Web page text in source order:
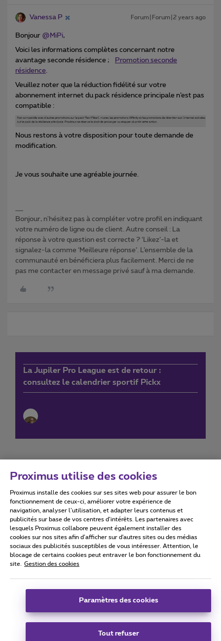
Vanessa P Forum|Forum|2 years ago
Bonjour @MiPi,
Voici les informations complètes concernant notre
avantage seconde résidence ;
Promotion seconde
résidence.
Veuillez noter que la réduction fidélité sur votre
abonnement internet du pack résidence principale n’est pas
compatible :
Nous restons à votre disposition pour toute demande de
modification.
Je vous souhaite une agréable journée.
Bonjour, n'hésitez pas à compléter votre profil en indiquant
votre numéro de ligne ou de client. Autre conseil : La
réponse à votre question est correcte ? ‘Likez’-la et
signalez-la comme ‘Meilleure réponse’. L’ensemble de la
communauté en bénéficiera plus facilement. Merci de ne
pas me contacter en message privé sauf à ma demande.
La Jupiler Pro League est de retour :
consultez le calendrier sportif Pickx
Conditions d'utilisation Accessibility statement
Tous droits réservés. © 2026
Conditions générales, info consommateur
Coordonnées de l’entreprise
Boulevard du Roi Albert II 27 - B-1030 Bruxelles.
Proximus utilise des cookies
Proximus installe des cookies sur ses sites web pour assurer le bon
fonctionnement de ceux-ci, améliorer votre expérience de
navigation, analyser l’utilisation, et adapter leurs contenus et
publicités sur base de vos centres d’intérêts. Les partenaires avec
lesquels Proximus collabore peuvent également installer des
cookies sur nos sites afin d’afficher sur d'autres sites ou des médias
sociaux des publicités susceptibles de vous intéresser. Attention, le
blocage de certains cookies peut entraver le bon fonctionnement du
site.
Gestion des cookies
Paramètres des cookies
Tout refuser